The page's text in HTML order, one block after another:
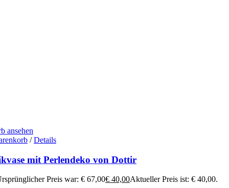
ansehen
/ Details
mit Perlendeko von Dottir
Preis war: € 67,00€ 40,00Aktueller Preis ist: € 40,00.